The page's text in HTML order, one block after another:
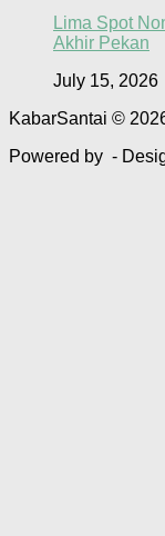
Lima Spot
Akhir Pekan
July 15, 2026
KabarSantai ©
Powered by -